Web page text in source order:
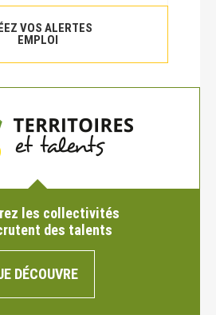
VOS ALERTES
EMPLOI
les collectivités
des talents
DÉCOUVRE